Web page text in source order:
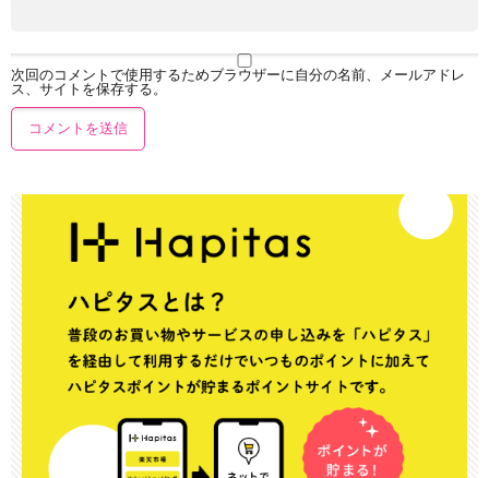
次回のコメントで使用するためブラウザーに自分の名前、メールアドレ
ス、サイトを保存する。